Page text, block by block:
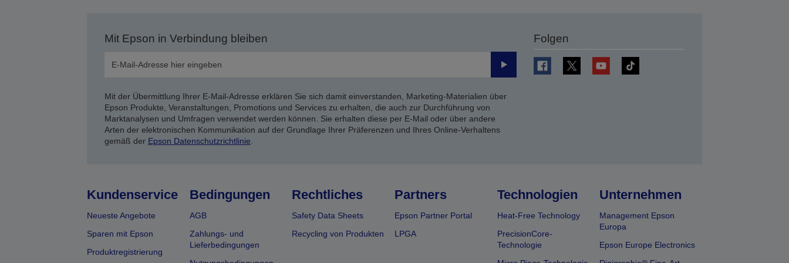
Mit Epson in Verbindung bleiben
Senden
Mit der Übermittlung Ihrer E-Mail-Adresse erklären Sie sich damit einverstanden, Marketing-Materialien über
Epson Produkte, Veranstaltungen, Promotions und Services zu erhalten, die auch zur Durchführung von
Marktanalysen und Umfragen verwendet werden können. Sie erhalten diese per E-Mail oder über andere
Arten der elektronischen Kommunikation auf der Grundlage Ihrer Präferenzen und Ihres Online-Verhaltens
gemäß der Epson Datenschutzrichtlinie.
Folgen
Kundenservice
Neueste Angebote
Sparen mit Epson
Produktregistrierung
Bedingungen
AGB
Zahlungs- und
Lieferbedingungen
Rechtliches
Safety Data Sheets
Recycling von Produkten
Partners
Epson Partner Portal
LPGA
Technologien
Heat-Free Technology
PrecisionCore-
Technologie
Unternehmen
Management Epson
Europa
Epson Europe Electronics